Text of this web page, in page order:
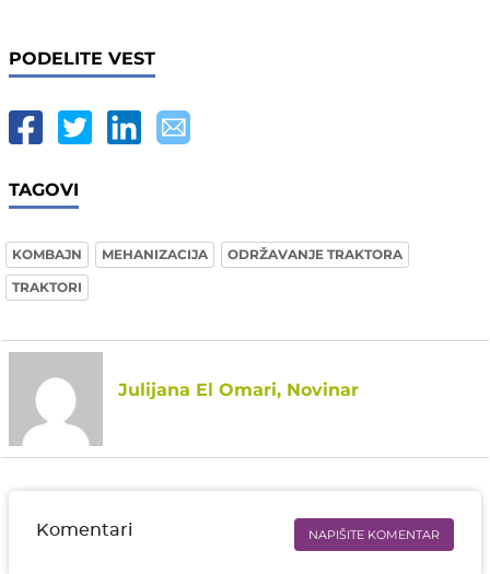
PODELITE VEST
TAGOVI
KOMBAJN MEHANIZACIJA
ODRŽAVANJE TRAKTORA
TRAKTORI
Julijana El Omari, Novinar
Komentari NAPIŠITE KOMENTAR